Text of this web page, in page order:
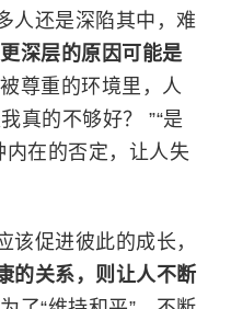
人还是深陷其中，难
深层的原因可能是
尊重的环境里，人
真的不够好？ ”“是
内在的否定，让人失
该促进彼此的成长，
的关系，则让人不断